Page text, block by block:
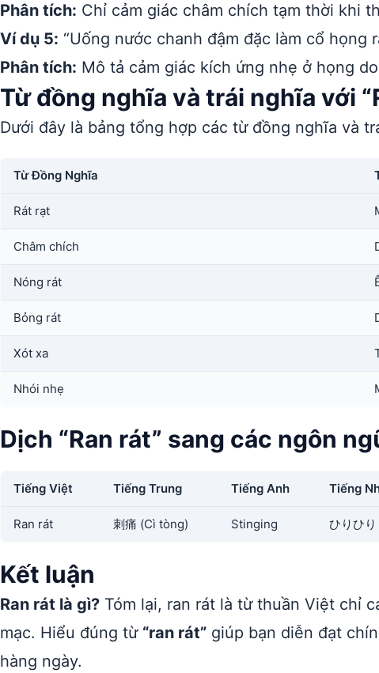
Phân tích: Chỉ cảm giác châm chích tạm thời khi
Ví dụ 5: “Uống nước chanh đậm đặc làm cổ họng
Phân tích: Mô tả cảm giác kích ứng nhẹ ở họng
Từ đồng nghĩa và trái nghĩa với
Dưới đây là bảng tổng hợp các từ đồng nghĩa và
Từ Đồng Nghĩa
Rát rạt
Châm chích
Nóng rát
Bỏng rát
Xót xa
Nhói nhẹ
Dịch “Ran rát” sang các ngôn
Tiếng Việt Tiếng Trung Tiếng Anh Tiếng
Ran rát 刺痛 (Cì tòng) Stinging ひりひ
Kết luận
Ran rát là gì? Tóm lại, ran rát là từ thuần Việt chỉ
mạc. Hiểu đúng từ “ran rát” giúp bạn diễn đạt
hàng ngày.